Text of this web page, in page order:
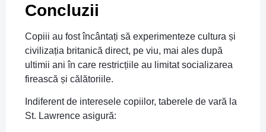
Concluzii
Copiii au fost încântați să experimenteze cultura și
civilizația britanică direct, pe viu, mai ales după
ultimii ani în care restricțiile au limitat socializarea
firească și călătoriile.
Indiferent de interesele copiilor, taberele de vară la
St. Lawrence asigură: